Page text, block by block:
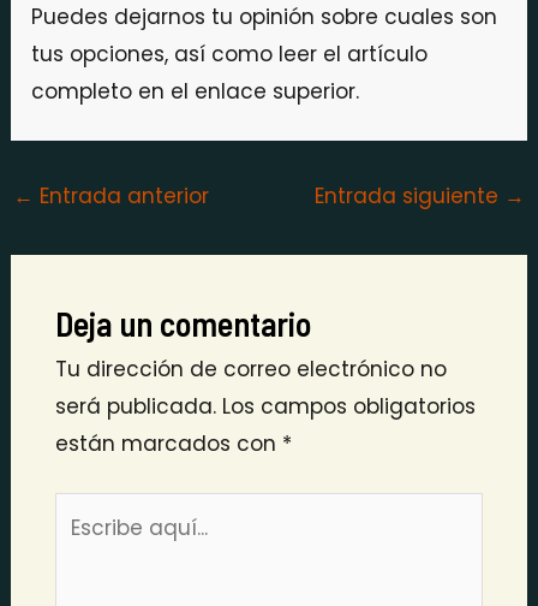
Puedes dejarnos tu opinión sobre cuales son
tus opciones, así como leer el artículo
completo en el enlace superior.
← Entrada anterior Entrada siguiente →
Deja un comentario
Tu dirección de correo electrónico no
será publicada. Los campos obligatorios
están marcados con *